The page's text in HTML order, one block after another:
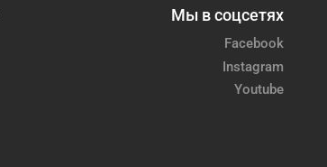
Мы в соцсетях
Facebook
Instagram
Youtube